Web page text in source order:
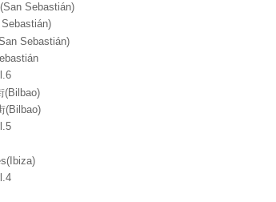
Sebastián)
Sebastián)
(Bilbao)
(Bilbao)